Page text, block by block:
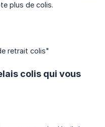
plus de colis.
retrait colis"
colis qui vous